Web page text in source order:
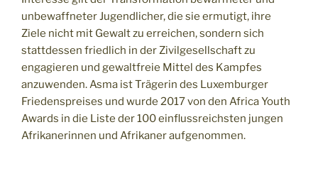
unbewaffneter Jugendlicher, die sie ermutigt, ihre
Ziele nicht mit Gewalt zu erreichen, sondern sich
stattdessen friedlich in der Zivilgesellschaft zu
engagieren und gewaltfreie Mittel des Kampfes
anzuwenden. Asma ist Trägerin des Luxemburger
Friedenspreises und wurde 2017 von den Africa Youth
Awards in die Liste der 100 einflussreichsten jungen
Afrikanerinnen und Afrikaner aufgenommen.